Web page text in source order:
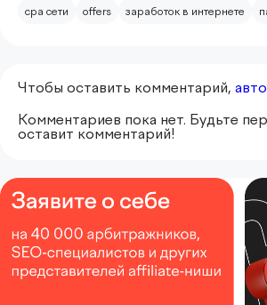
cpa сети offers заработок в интернете
Чтобы оставить комментарий,
Комментариев пока нет. Будьте
оставит комментарий!